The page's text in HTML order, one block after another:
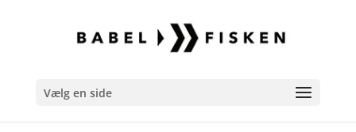
Vælg en side